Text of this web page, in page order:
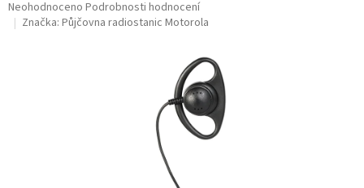
Průměrné
hodnocení
Neohodnoceno Podrobnosti hodnocení
Značka: Půjčovna radiostanic Motorola